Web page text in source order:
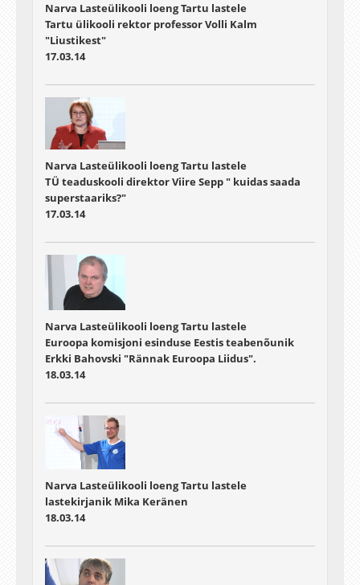
Narva Lasteülikooli loeng Tartu lastele
Tartu ülikooli rektor professor Volli Kalm
"Liustikest"
17.03.14
Narva Lasteülikooli loeng Tartu lastele
TÜ teaduskooli direktor Viire Sepp " kuidas saada
superstaariks?"
17.03.14
Narva Lasteülikooli loeng Tartu lastele
Euroopa komisjoni esinduse Eestis teabenõunik
Erkki Bahovski "Rännak Euroopa Liidus".
18.03.14
Narva Lasteülikooli loeng Tartu lastele
lastekirjanik Mika Keränen
18.03.14